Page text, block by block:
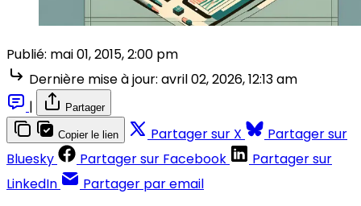
Publié: mai 01, 2015, 2:00 pm
Dernière mise à jour: avril 02, 2026, 12:13 am
|
Partager
Copier le lien Partager sur X
Partager sur
Bluesky
Partager sur Facebook
Partager sur
LinkedIn
Partager par email